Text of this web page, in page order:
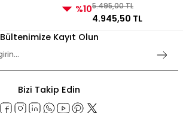
%105.495,00 TL
4.945,50 TL
Bültenimize Kayıt Olun
Bizi Takip Edin